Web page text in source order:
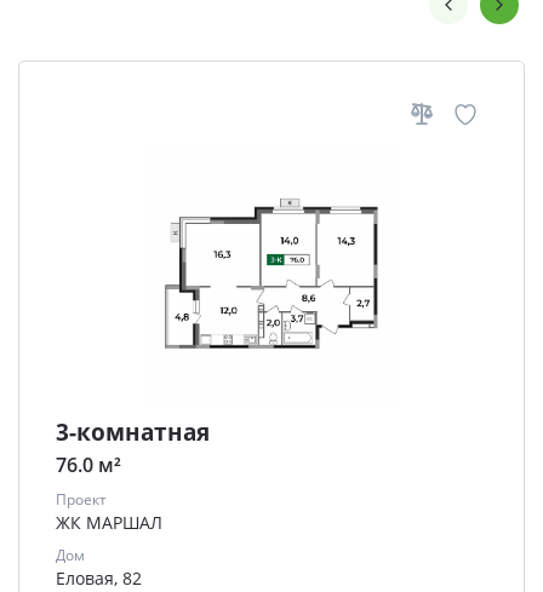
3-комнатная
76.0 м²
Проект
ЖК МАРШАЛ
Дом
Еловая, 82